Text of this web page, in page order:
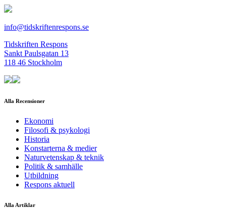
info@tidskriftenrespons.se
Tidskriften Respons
Sankt Paulsgatan 13
118 46 Stockholm
Alla Recensioner
Ekonomi
Filosofi & psykologi
Historia
Konstarterna & medier
Naturvetenskap & teknik
Politik & samhälle
Utbildning
Respons aktuell
Alla Artiklar